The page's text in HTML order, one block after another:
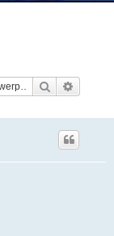
Zoek